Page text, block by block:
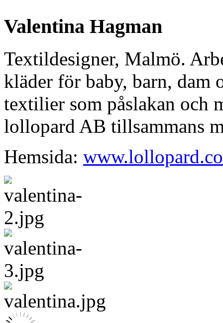
Valentina Hagman
Textildesigner, Malmö.
kläder för baby, barn, dam
textilier som påslakan och
lollopard AB tillsammans
Hemsida: